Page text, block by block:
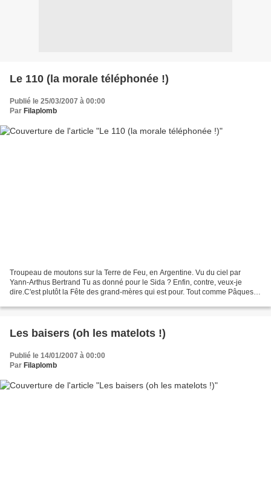
Le 110 (la morale téléphonée !)
Publié le 25/03/2007 à 00:00
Par Filaplomb
Troupeau de moutons sur la Terre de Feu, en Argentine. Vu du ciel par
Yann-Arthus Bertrand Tu as donné pour le Sida ? Enfin, contre, veux-je
dire.C'est plutôt la Fête des grand-mères qui est pour. Tout comme Pâques
Les baisers (oh les matelots !)
Publié le 14/01/2007 à 00:00
Par Filaplomb